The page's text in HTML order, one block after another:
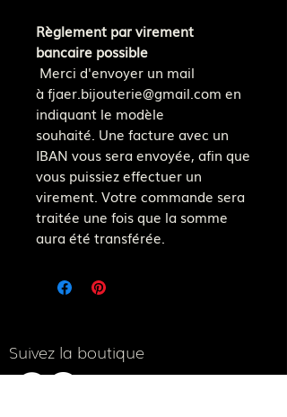
Règlement par virement
bancaire possible
Merci d'envoyer un mail
à fjaer.bijouterie@gmail.com en
indiquant le modèle
souhaité. Une facture avec un
IBAN vous sera envoyée, afin que
vous puissiez effectuer un
virement. Votre commande sera
traitée une fois que la somme
aura été transférée.
Suivez la boutique